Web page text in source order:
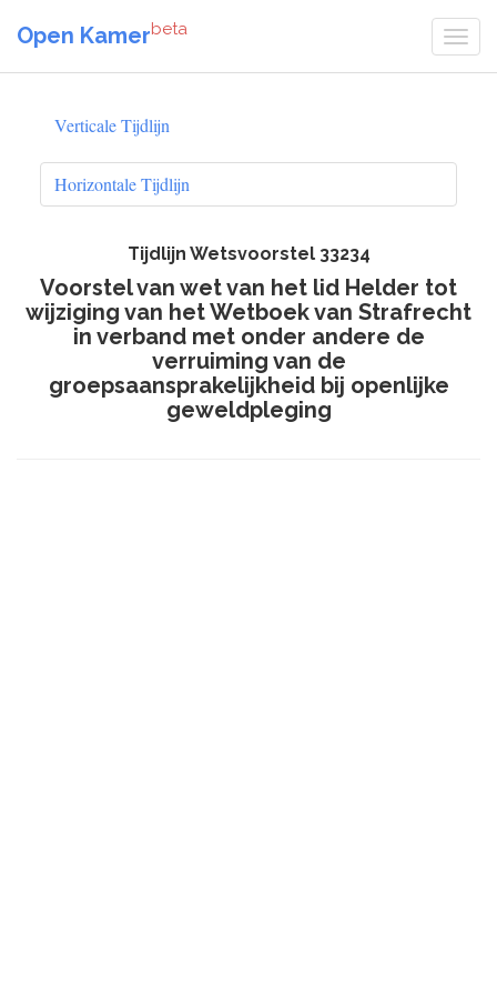
Open Kamerbeta
Verticale Tijdlijn
Horizontale Tijdlijn
Tijdlijn Wetsvoorstel 33234
Voorstel van wet van het lid Helder tot
wijziging van het Wetboek van Strafrecht
in verband met onder andere de
verruiming van de
groepsaansprakelijkheid bij openlijke
geweldpleging